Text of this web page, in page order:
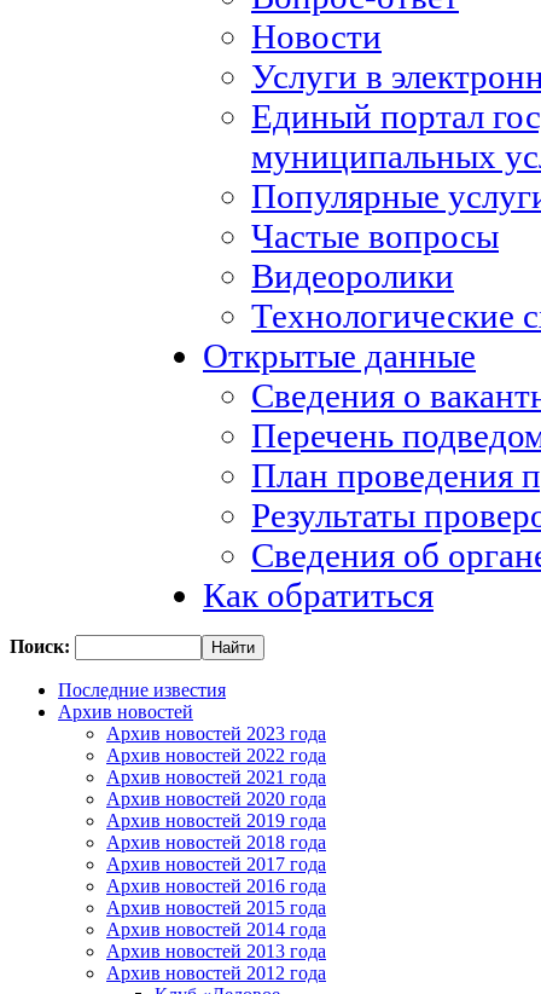
Новости
Услуги в
Единый портал
муниципальных
Популярные
Частые вопросы
Видеоролики
Технологические
Открытые данные
Сведения о
Перечень
План
Результаты
Сведения об
Как обратиться
Поиск:
Последние известия
Архив новостей
Архив новостей 2023 года
Архив новостей 2022 года
Архив новостей 2021 года
Архив новостей 2020 года
Архив новостей 2019 года
Архив новостей 2018 года
Архив новостей 2017 года
Архив новостей 2016 года
Архив новостей 2015 года
Архив новостей 2014 года
Архив новостей 2013 года
Архив новостей 2012 года